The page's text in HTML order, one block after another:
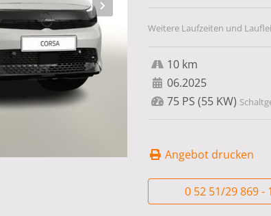
Weitere Laufzeiten und
10 km
06.2025
75 PS (55 KW)
Angebot drucken
0 52 51/29 869 -